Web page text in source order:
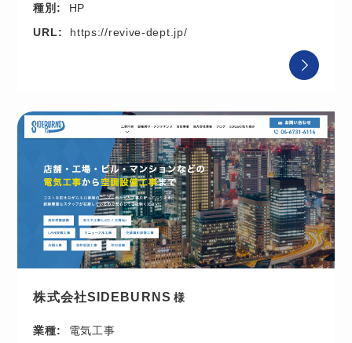
種別:
HP
URL:
https://revive-dept.jp/
株式会社SIDEBURNS
業種:
電気工事